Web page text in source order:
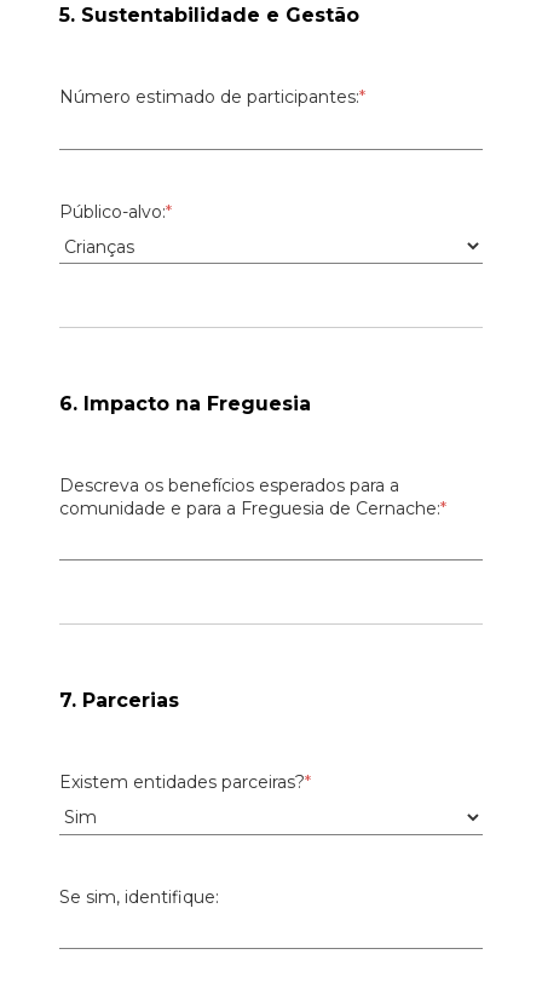
5. Sustentabilidade e Gestão
Número estimado de participantes:*
Público-alvo:*
6. Impacto na Freguesia
Descreva os benefícios esperados para a
comunidade e para a Freguesia de Cernache:*
7. Parcerias
Existem entidades parceiras?*
Se sim, identifique: